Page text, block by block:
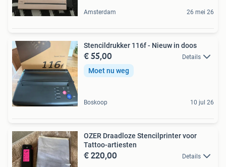
Amsterdam 26 mei 26
Stencildrukker 116f - Nieuw in doos
€ 55,00 Details
Moet nu weg
Boskoop 10 jul 26
OZER Draadloze Stencilprinter voor
Tattoo-artiesten
€ 220,00 Details